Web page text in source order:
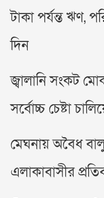
টাকা পর্যন্ত ঋণ,
দিন
জ্বালানি সংকট
সর্বোচ্চ চেষ্টা
মেঘনায় অবৈধ
এলাকাবাসীর